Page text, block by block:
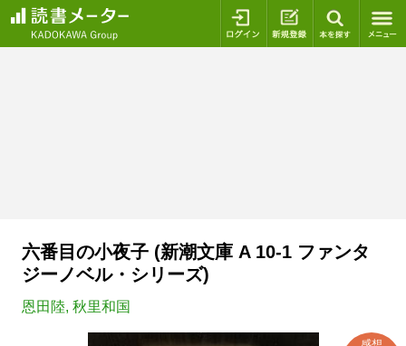
ログイン 新規登録
六番目の小夜子 (新潮文庫 A 10-1 ファンタ
ジーノベル・シリーズ)
恩田陸, 秋里和国